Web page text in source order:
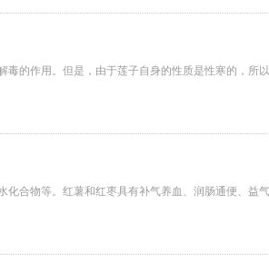
的作用。但是，由于莲子自身的性质是性寒的，所
合物等。红薯和红枣具有补气养血、润肠通便、益